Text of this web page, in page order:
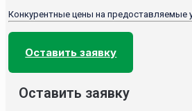
Конкурентные цены на предоставляемые
Оставить заявку
Оставить заявку